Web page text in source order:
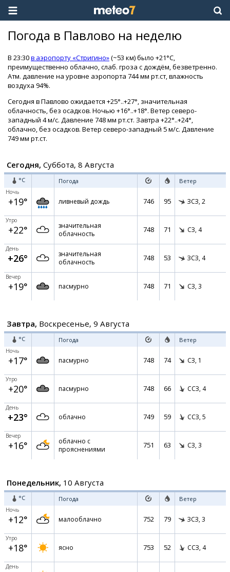
Погода в Павлово на неделю
В 23:30в аэропорту «Стригино»(~53 км) было +21°C,
преимущественно облачно, слаб. гроза с дождём, безветренно.
Атм. давление на уровне аэропорта 744 мм рт.ст, влажность
воздуха 94%.
Сегодня в Павлово ожидается +25°..+27°, значительная
облачность, без осадков. Ночью +16°..+18°. Ветер северо-
западный 4 м/с. Давление 748 мм рт.ст. Завтра +22°..+24°,
облачно, без осадков. Ветер северо-западный 5 м/с. Давление
749 мм рт.ст.
Сегодня, Суббота, 8 Августа
°C Погода Ветер
Ночь
+19° ливневый дождь 746 95 ЗСЗ, 2
Утро
+22°
значительная
облачность
748 71 СЗ, 4
День
+26°
значительная
облачность
748 53 ЗСЗ, 4
Вечер
+19° пасмурно 748 71 СЗ, 3
Завтра, Воскресенье, 9 Августа
°C Погода Ветер
Ночь
+17° пасмурно 748 74 СЗ, 1
Утро
+20° пасмурно 748 66 ССЗ, 4
День
+23° облачно 749 59 ССЗ, 5
Вечер
+16°
облачно с
прояснениями
751 63 СЗ, 3
Понедельник, 10 Августа
°C Погода Ветер
Ночь
+12° малооблачно 752 79 ЗСЗ, 3
Утро
+18° ясно 753 52 ССЗ, 4
День